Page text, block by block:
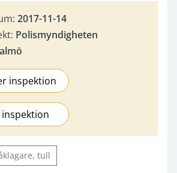
2017-11-14
Polismyndigheten
inspektion
inspektion
tull